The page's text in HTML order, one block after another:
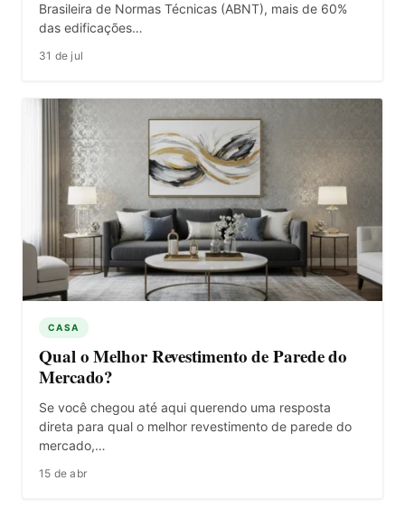
Brasileira de Normas Técnicas (ABNT), mais de 60%
das edificações…
31 de jul
CASA
Qual o Melhor Revestimento de Parede do
Mercado?
Se você chegou até aqui querendo uma resposta
direta para qual o melhor revestimento de parede do
mercado,…
15 de abr